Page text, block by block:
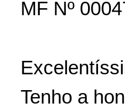
MF Nº
Tenho a